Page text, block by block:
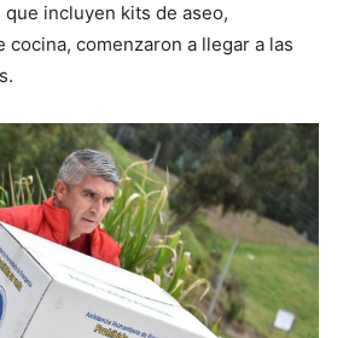
incluyen kits de aseo,
cocina, comenzaron a llegar a las